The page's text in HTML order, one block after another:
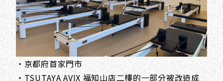
・京都府首家門市
・TSUTAYA AVIX 福知山店二樓的一部分被改造成